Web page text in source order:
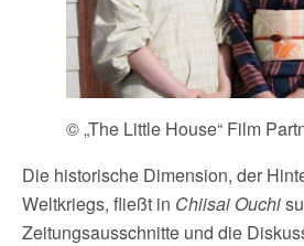
© „The Little House“ Film
Die historische Dimension, der
Weltkriegs, fließt in Chiisai Ouchi
Zeitungsausschnitte und die